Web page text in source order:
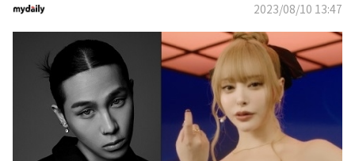
2023/08/10 13:47